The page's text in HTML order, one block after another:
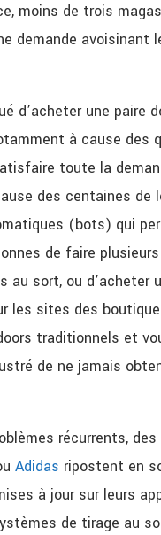
moins de trois
demande avoisinant
d’acheter une paire
à cause des
toute la
des centaines de
(bots) qui
de faire
au sort, ou d’acheter
les sites des
traditionnels et
de ne jamais
récurrents, des
Adidas ripostent en
à jour sur leurs
de tirage au